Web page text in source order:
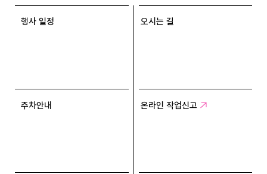
행사 일정 오시는 길
주차안내 온라인 작업신고